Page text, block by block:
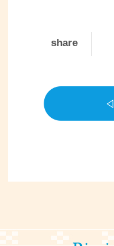
share